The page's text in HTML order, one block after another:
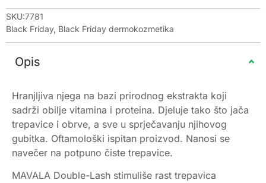
SKU:7781
Black Friday, Black Friday dermokozmetika
Opis
Hranjljiva njega na bazi prirodnog ekstrakta koji
sadrži obilje vitamina i proteina. Djeluje tako što jača
trepavice i obrve, a sve u sprječavanju njihovog
gubitka. Oftamološki ispitan proizvod. Nanosi se
navečer na potpuno čiste trepavice.
MAVALA Double-Lash stimuliše rast trepavica